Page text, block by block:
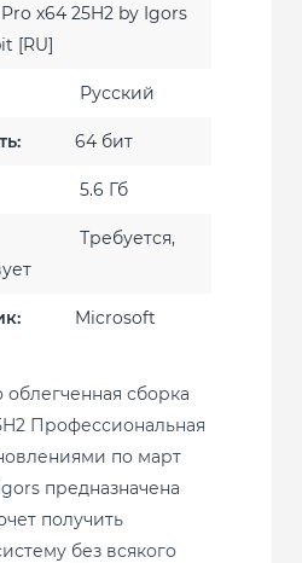
х64 25H2 by Igors
[RU]
Русский
64 бит
5.6 Гб
Требуется,
Microsoft
сборка
Профессиональная
по март
предназначена
получить
без всякого